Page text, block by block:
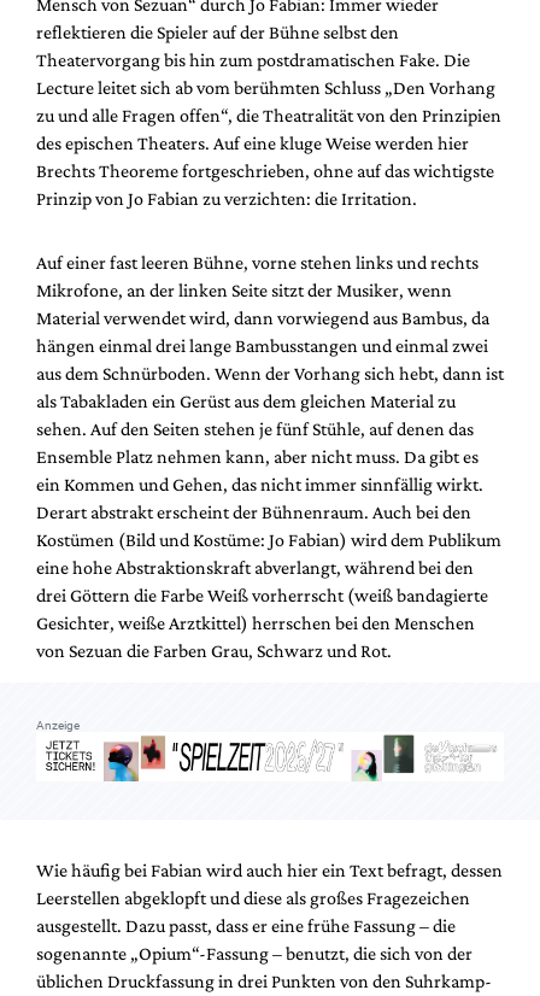
Shop / Abo
Newsletter
Redaktion
Autor:innen
Partner
Mediadaten
Suche
Mensch von Sezuan“ durch Jo Fabian: Immer wieder
reflektieren die Spieler auf der Bühne selbst den
Theatervorgang bis hin zum postdramatischen Fake. Die
Lecture leitet sich ab vom berühmten Schluss „Den Vorhang
zu und alle Fragen offen“, die Theatralität von den Prinzipien
des epischen Theaters. Auf eine kluge Weise werden hier
Brechts Theoreme fortgeschrieben, ohne auf das wichtigste
Prinzip von Jo Fabian zu verzichten: die Irritation.
Auf einer fast leeren Bühne, vorne stehen links und rechts
Mikrofone, an der linken Seite sitzt der Musiker, wenn
Material verwendet wird, dann vorwiegend aus Bambus, da
hängen einmal drei lange Bambusstangen und einmal zwei
aus dem Schnürboden. Wenn der Vorhang sich hebt, dann ist
als Tabakladen ein Gerüst aus dem gleichen Material zu
sehen. Auf den Seiten stehen je fünf Stühle, auf denen das
Ensemble Platz nehmen kann, aber nicht muss. Da gibt es
ein Kommen und Gehen, das nicht immer sinnfällig wirkt.
Derart abstrakt erscheint der Bühnenraum. Auch bei den
Kostümen (Bild und Kostüme: Jo Fabian) wird dem Publikum
eine hohe Abstraktionskraft abverlangt, während bei den
drei Göttern die Farbe Weiß vorherrscht (weiß bandagierte
Gesichter, weiße Arztkittel) herrschen bei den Menschen
von Sezuan die Farben Grau, Schwarz und Rot.
Anzeige
Wie häufig bei Fabian wird auch hier ein Text befragt, dessen
Leerstellen abgeklopft und diese als großes Fragezeichen
ausgestellt. Dazu passt, dass er eine frühe Fassung – die
sogenannte „Opium“-Fassung – benutzt, die sich von der
üblichen Druckfassung in drei Punkten von den Suhrkamp-